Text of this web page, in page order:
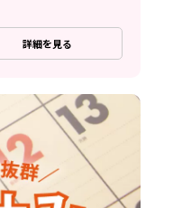
詳細を見る